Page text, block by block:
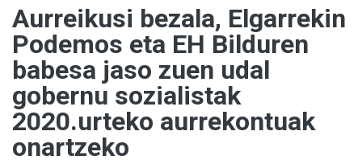
Aurreikusi bezala, Elgarrekin
Podemos eta EH Bilduren
babesa jaso zuen udal
gobernu sozialistak
2020.urteko aurrekontuak
onartzeko